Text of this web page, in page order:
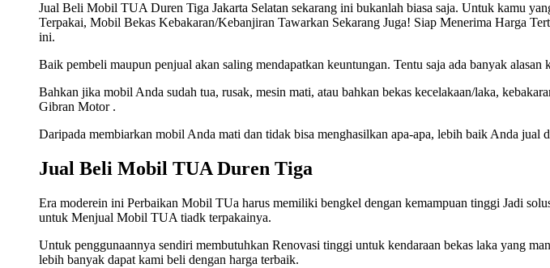
Jual Beli Mobil TUA Duren Tiga Jakarta Selatan sekarang ini bukanlah biasa saja. Untuk kamu
Terpakai, Mobil Bekas Kebakaran/Kebanjiran Tawarkan Sekarang Juga! Siap Menerima Harga
ini.
Baik pembeli maupun penjual akan saling mendapatkan keuntungan. Tentu saja ada banyak
Bahkan jika mobil Anda sudah tua, rusak, mesin mati, atau bahkan bekas kecelakaan/laka,
Gibran Motor .
Daripada membiarkan mobil Anda mati dan tidak bisa menghasilkan apa-apa, lebih baik Anda jual
Jual Beli Mobil TUA Duren Tiga
Era moderein ini Perbaikan Mobil TUa harus memiliki bengkel dengan kemampuan tinggi Jadi
untuk Menjual Mobil TUA tiadk terpakainya.
Untuk penggunaannya sendiri membutuhkan Renovasi tinggi untuk kendaraan bekas laka yang
lebih banyak dapat kami beli dengan harga terbaik.